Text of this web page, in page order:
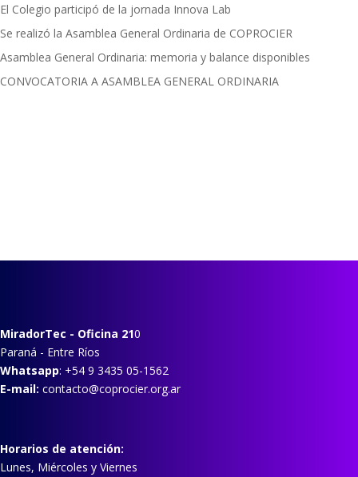
El Colegio participó de la jornada Innova Lab
Se realizó la Asamblea General Ordinaria de COPROCIER
Asamblea General Ordinaria: memoria y balance disponibles
CONVOCATORIA A ASAMBLEA GENERAL ORDINARIA
MiradorTec - Oficina 210
Paraná - Entre Ríos
Whatsapp: +54 9 3435 05-1562
E-mail: contacto@coprocier.org.ar
Horarios de atención:
Lunes, Miércoles y Viernes